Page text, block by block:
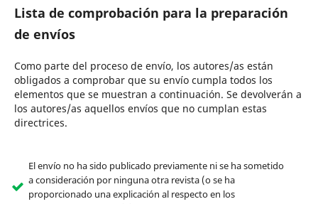
Lista de comprobación para la preparación
de envíos
Como parte del proceso de envío, los autores/as están
obligados a comprobar que su envío cumpla todos los
elementos que se muestran a continuación. Se devolverán a
los autores/as aquellos envíos que no cumplan estas
directrices.
El envío no ha sido publicado previamente ni se ha sometido
a consideración por ninguna otra revista (o se ha
proporcionado una explicación al respecto en los